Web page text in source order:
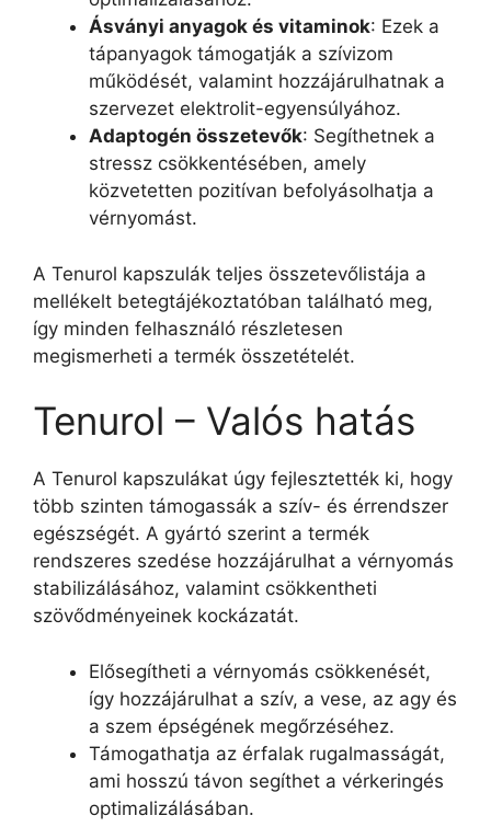
Ásványi anyagok és vitaminok: Ezek a
tápanyagok támogatják a szívizom
működését, valamint hozzájárulhatnak a
szervezet elektrolit-egyensúlyához.
Adaptogén összetevők: Segíthetnek a
stressz csökkentésében, amely
közvetetten pozitívan befolyásolhatja a
vérnyomást.
A Tenurol kapszulák teljes összetevőlistája a
mellékelt betegtájékoztatóban található meg,
így minden felhasználó részletesen
megismerheti a termék összetételét.
Tenurol – Valós hatás
A Tenurol kapszulákat úgy fejlesztették ki, hogy
több szinten támogassák a szív- és érrendszer
egészségét. A gyártó szerint a termék
rendszeres szedése hozzájárulhat a vérnyomás
stabilizálásához, valamint csökkentheti
szövődményeinek kockázatát.
Elősegítheti a vérnyomás csökkenését,
így hozzájárulhat a szív, a vese, az agy és
a szem épségének megőrzéséhez.
Támogathatja az érfalak rugalmasságát,
ami hosszú távon segíthet a vérkeringés
optimalizálásában.